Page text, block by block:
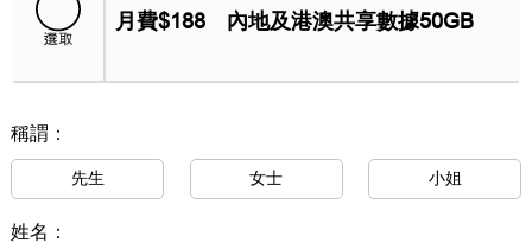
月費$188 內地及港澳共享數據50GB
稱謂：
先生 女士 小姐
姓名：